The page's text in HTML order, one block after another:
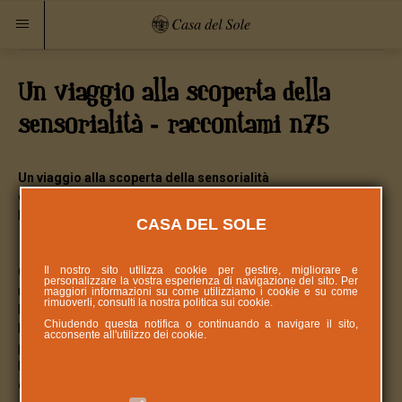
Un viaggio alla scoperta della
sensorialità - raccontami n75
Un viaggio alla scoperta della sensorialità
di Giorgio Calendi, Sara Manerba, Maria Edgarda Bianchi e
Come poter migliorare la qualità della vita dei nostri bambini e
ragazzi? In che modo possono essere i veri protagonisti della
loro esperienza quotidiana alla Casa del Sole?
La Stimolazione Basale® che nasce come approccio
pedagogico-terapeutico per persone con disabilità gravissima,
della vita come la strutturazione degli ambienti, la cura
CASA DEL SOLE
Il nostro sito utilizza cookie per gestire, migliorare e
personalizzare la vostra esperienza di navigazione del sito. Per
maggiori informazioni su come utilizziamo i cookie e su come
rimuoverli, consulti la nostra politica suicookie
Chiudendo questa notifica o continuando a navigare il sito,
acconsente all'utilizzo dei cookie.